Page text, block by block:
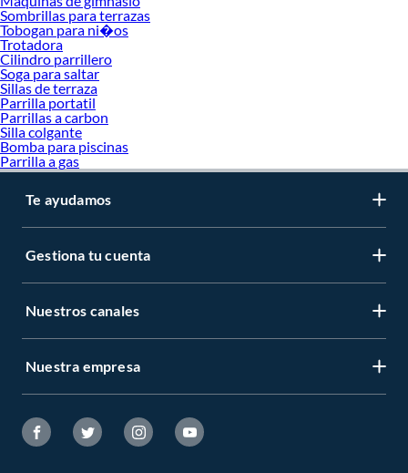
Sombrillas para terrazas
Tobogan para ni�os
Trotadora
Cilindro parrillero
Soga para saltar
Sillas de terraza
Parrilla portatil
Parrillas a carbon
Silla colgante
Bomba para piscinas
Parrilla a gas
Te ayudamos
Gestiona tu cuenta
Nuestros canales
Nuestra empresa